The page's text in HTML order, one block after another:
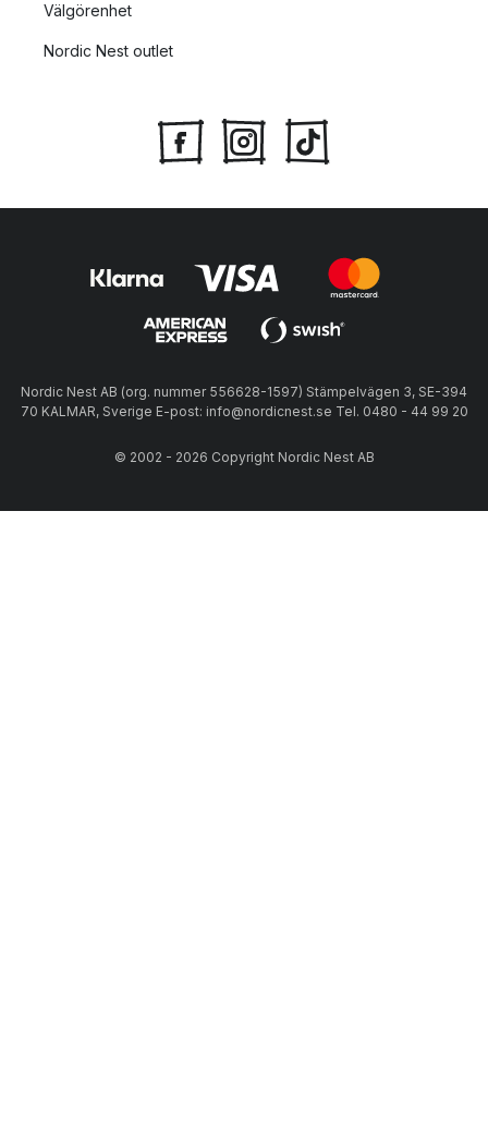
Välgörenhet
Nordic Nest outlet
Nordic Nest AB (org. nummer 556628-1597) Stämpelvägen 3, SE-394
70 KALMAR, Sverige E-post: info@nordicnest.se Tel. 0480 - 44 99 20
© 2002 - 2026 Copyright Nordic Nest AB